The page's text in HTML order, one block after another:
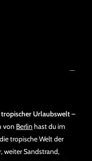
Urlaubswelt–
von Berlin hast du im
tropische Welt der
weiter Sandstrand,